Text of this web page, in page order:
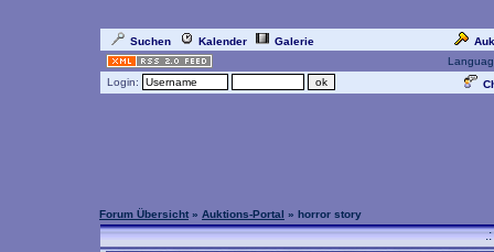
Suchen Kalender Galerie
Login:
Forum Übersicht » Auktions-Portal » horror story